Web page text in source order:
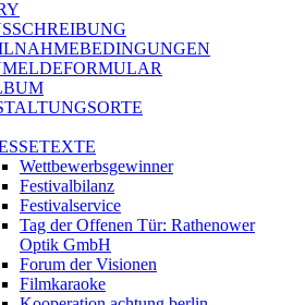
Wettbewerbsgewinner
Festivalbilanz
Festivalservice
Tag der Offenen Tür: Rathenower
Optik GmbH
Forum der Visionen
Filmkaraoke